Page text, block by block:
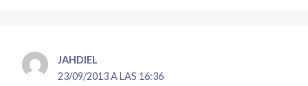
JAHDIEL
23/09/2013 A LAS 16:36